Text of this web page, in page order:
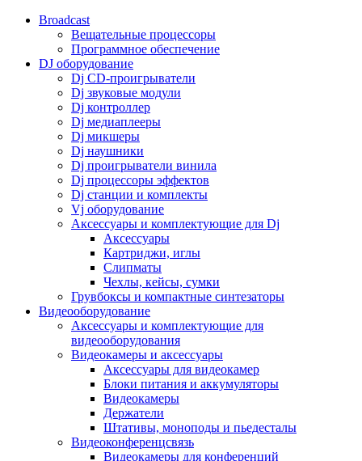
Broadcast
Вещательные процессоры
Программное обеспечение
DJ оборудование
Dj CD-проигрыватели
Dj звуковые модули
Dj контроллер
Dj медиаплееры
Dj микшеры
Dj наушники
Dj проигрыватели винила
Dj процессоры эффектов
Dj станции и комплекты
Vj оборудование
Аксессуары и комплектующие для Dj
Аксессуары
Картриджи, иглы
Слипматы
Чехлы, кейсы, сумки
Грувбоксы и компактные синтезаторы
Видеооборудование
Аксессуары и комплектующие для
видеооборудования
Видеокамеры и аксессуары
Аксессуары для видеокамер
Блоки питания и аккумуляторы
Видеокамеры
Держатели
Штативы, моноподы и пьедесталы
Видеоконференцсвязь
Видеокамеры для конференций